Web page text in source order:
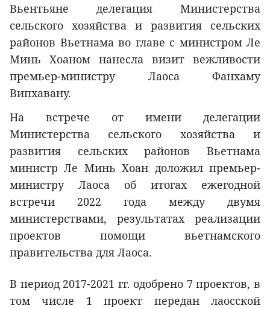
Вьентьяне делегация Министерства
сельского хозяйства и развития сельских
районов Вьетнама во главе с министром Ле
Минь Хоаном нанесла визит вежливости
премьер-министру Лаоса Фанхаму
Випхавану.
На встрече от имени делегации
Министерства сельского хозяйства и
развития сельских районов Вьетнама
министр Ле Минь Хоан доложил премьер-
министру Лаоса об итогах ежегодной
встречи 2022 года между двумя
министерствами, результатах реализации
проектов помощи вьетнамского
правительства для Лаоса.
В период 2017-2021 гг. одобрено 7 проектов, в
том числе 1 проект передан лаосской